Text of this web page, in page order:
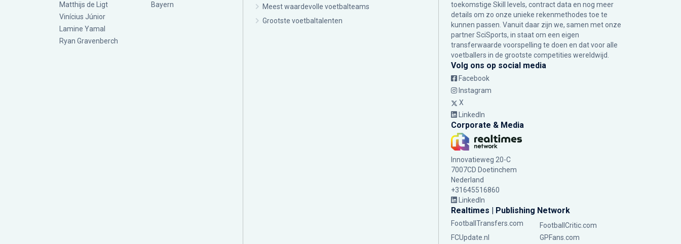
Matthijs de Ligt
Vinícius Júnior
Lamine Yamal
Ryan Gravenberch
Bayern
Meest waardevolle voetbalteams
Grootste voetbaltalenten
toekomstige Skill levels, contract data en nog meer
details om zo onze unieke rekenmethodes toe te
kunnen passen. Vanuit daar zijn we, samen met onze
partner SciSports, in staat om een eigen
transferwaarde voorspelling te doen en dat voor alle
voetballers in de grootste competities wereldwijd.
Volg ons op social media
Facebook
Instagram
X
LinkedIn
Corporate & Media
Innovatieweg 20-C
7007CD Doetinchem
Nederland
+31645516860
LinkedIn
Realtimes | Publishing Network
FootballTransfers.com
FootballCritic.com
FCUpdate.nl
GPFans.com